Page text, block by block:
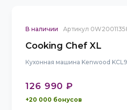
В наличии Артикул
Cooking Chef XL
Кухонная машина Kenwood
126 990 ₽
+20 000 бонусов